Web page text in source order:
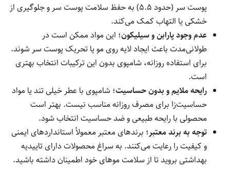
پوست سر (حدود ۵.۵) به حفظ سلامت پوست سر و جلوگیری از
خشکی یا التهاب کمک می‌کند.
عدم وجود پارابن و سیلیکون؛ این مواد ممکن است در
طولانی‌مدت باعث ایجاد لایه روی مو یا تحریک پوست سر شوند.
برای استفاده روزانه، شامپوی بدون این ترکیبات انتخاب بهتری
است.
رایحه ملایم و بدون حساسیت؛ شامپوی با عطر خیلی تند یا مواد
حساسیت‌زا برای مصرف روزانه مناسب نیست. بهتر است
محصولی با رایحه طبیعی و ضد حساسیت انتخاب شود.
توجه به برند معتبر؛ برندهای معتبر معمولاً استانداردهای ایمنی
و کیفیت را رعایت می‌کنند. به سراغ محصولات دارای تاییدیه
بهداشتی بروید تا از سلامت موهای خود اطمینان داشته باشید.